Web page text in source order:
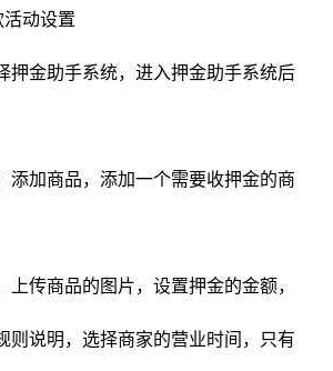
动设置
押金助手系统，进入押金助手系统后
添加商品，添加一个需要收押金的商
上传商品的图片，设置押金的金额，
则说明，选择商家的营业时间，只有